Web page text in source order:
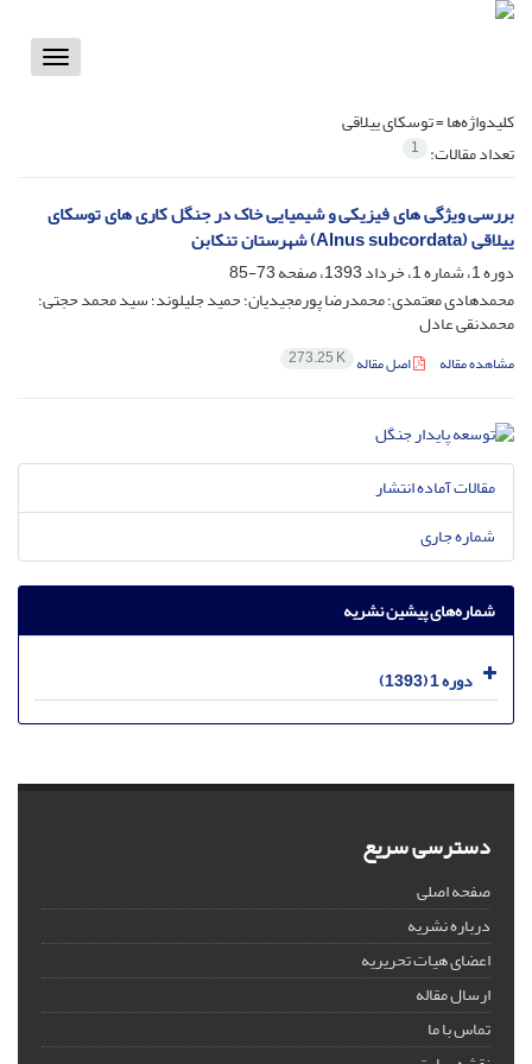
Toggle
کلیدواژه‌ها =توسکای ییلاقی
تعداد مقالات: 1
بررسی ویژگی های فیزیکی و شیمیایی خاک در جنگل کاری های توسکای
ییلاقی (Alnus subcordata) شهرستان تنکابن
دوره 1، شماره 1، خرداد 1393، صفحه
73-85
محمدهادی معتمدی؛ محمدرضا پورمجیدیان؛ حمید جلیلوند؛ سید محمد حجتی؛
محمدنقی عادل
مشاهده مقاله اصل مقاله 273.25 K
مقالات آماده انتشار
شماره جاری
شماره‌های پیشین نشریه
دوره 1 (1393)
دسترسی سریع
صفحه اصلی
درباره نشریه
اعضای هیات تحریریه
ارسال مقاله
تماس با ما